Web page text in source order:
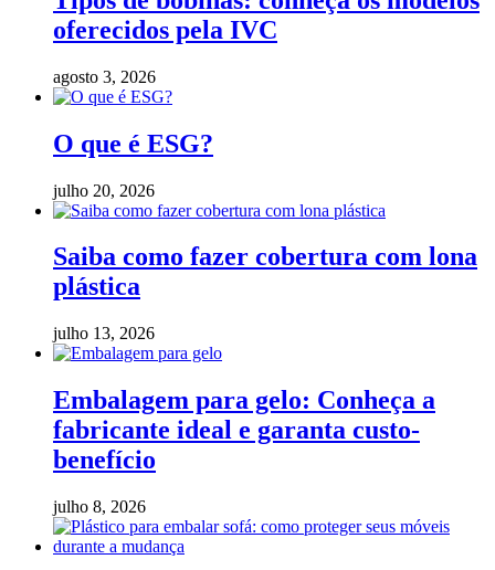
oferecidos pela IVC
agosto 3, 2026
O que é ESG?
julho 20, 2026
Saiba como fazer cobertura com lona
plástica
julho 13, 2026
Embalagem para gelo: Conheça a
fabricante ideal e garanta custo-
benefício
julho 8, 2026